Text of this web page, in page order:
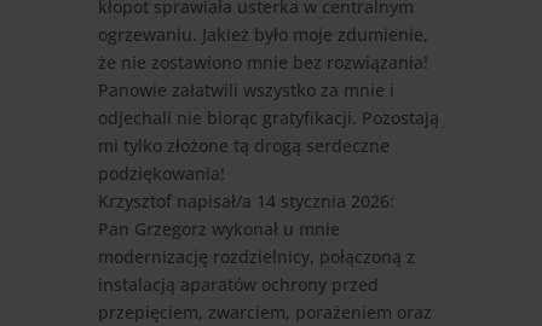
kłopot sprawiała usterka w centralnym
ogrzewaniu. Jakież było moje zdumienie,
że nie zostawiono mnie bez rozwiązania!
Panowie załatwili wszystko za mnie i
odjechali nie biorąc gratyfikacji. Pozostają
mi tylko złożone tą drogą serdeczne
podziękowania!
Krzysztof napisał/a 14 stycznia 2026:
Pan Grzegorz wykonał u mnie
modernizację rozdzielnicy, połączoną z
instalacją aparatów ochrony przed
przepięciem, zwarciem, porażeniem oraz